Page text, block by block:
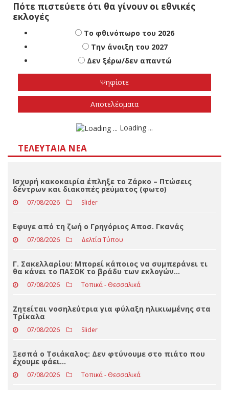
Πότε πιστεύετε ότι θα γίνουν οι εθνικές
εκλογές
Το φθινόπωρο του 2026
Την άνοιξη του 2027
Δεν ξέρω/δεν απαντώ
ΤΕΛΕΥΤΑΊΑ ΝΈΑ
Ισχυρή κακοκαιρία έπληξε το Ζάρκο – Πτώσεις
δέντρων και διακοπές ρεύματος (φωτο)
Eφυγε από τη ζωή ο Γρηγόριος Αποσ. Γκανάς
07/08/2026 Δελτία Τύπου
Γ. Σακελλαρίου: Μπορεί κάποιος να συμπεράνει τι
θα κάνει το ΠΑΣΟΚ το βράδυ των εκλογών…
07/08/2026 Τοπικά - Θεσσαλικά
Ζητείται νοσηλεύτρια για φύλαξη ηλικιωμένης στα
Τρίκαλα
07/08/2026 Slider